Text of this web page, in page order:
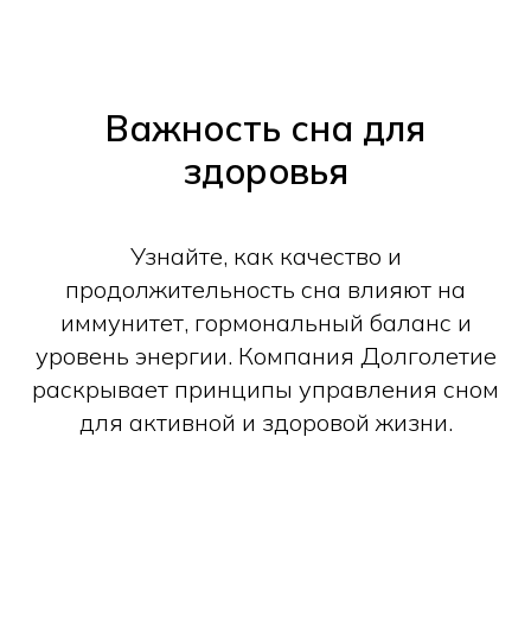
Важность сна для
здоровья
Узнайте, как качество и
продолжительность сна влияют на
иммунитет, гормональный баланс и
уровень энергии. Компания Долголетие
раскрывает принципы управления сном
для активной и здоровой жизни.